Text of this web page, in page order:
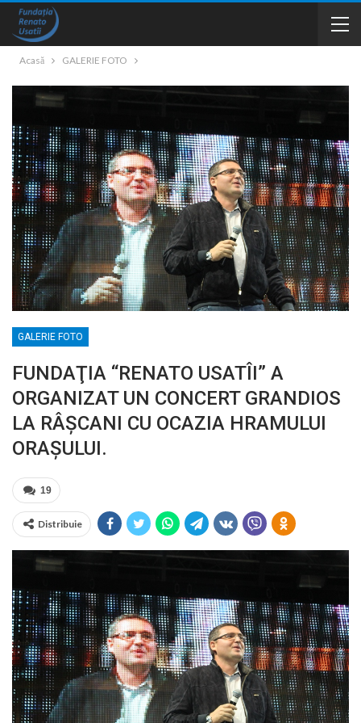
Acasă GALERIE FOTO
GALERIE FOTO
FUNDAŢIA “RENATO USATÎI” A
ORGANIZAT UN CONCERT GRANDIOS
LA RÂŞCANI CU OCAZIA HRAMULUI
ORAŞULUI.
19
Distribuie